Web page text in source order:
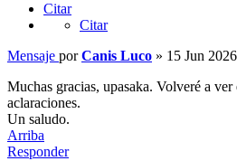
Citar
Citar
Mensaje porCanis Luco » 15 Jun
Muchas gracias, upasaka. Volveré a
aclaraciones.
Un saludo.
Arriba
Responder